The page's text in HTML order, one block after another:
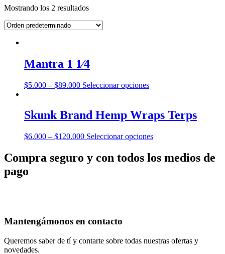
Mostrando los 2 resultados
Mantra 1 1⁄4
$5.000 – $89.000 Seleccionar opcionesEste
múltiples
variantes.
opciones
pueden
Skunk Brand Hemp Wraps Terps
$6.000 – $120.000 Seleccionar opcionesEste
múltiples
página
Compra seguro y con todos los medios de
pago
Mantengámonos en contacto
Queremos saber de tí y contarte sobre todas nuestras ofertas y
novedades.